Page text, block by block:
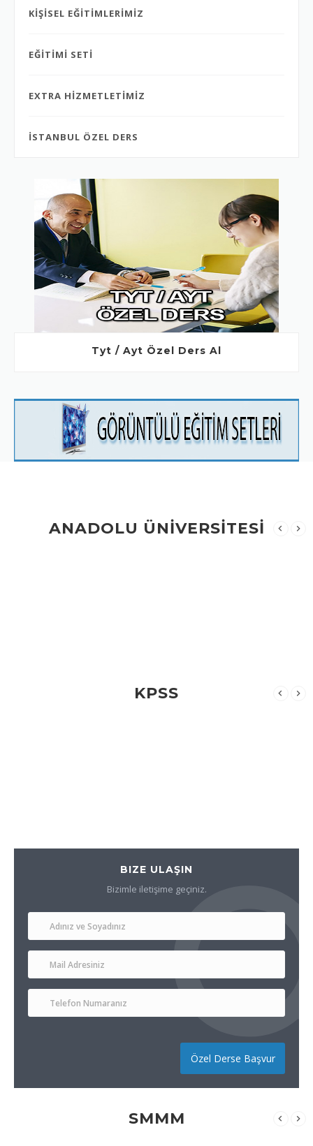
KİŞİSEL EĞİTİMLERİMİZ
EĞİTİMİ SETİ
EXTRA HİZMETLETİMİZ
İSTANBUL ÖZEL DERS
Tyt / Ayt Özel Ders Al
ANADOLU ÜNİVERSİTESİ
KPSS
BIZE ULAŞIN
Bizimle iletişime geçiniz.
Özel Derse Başvur
SMMM